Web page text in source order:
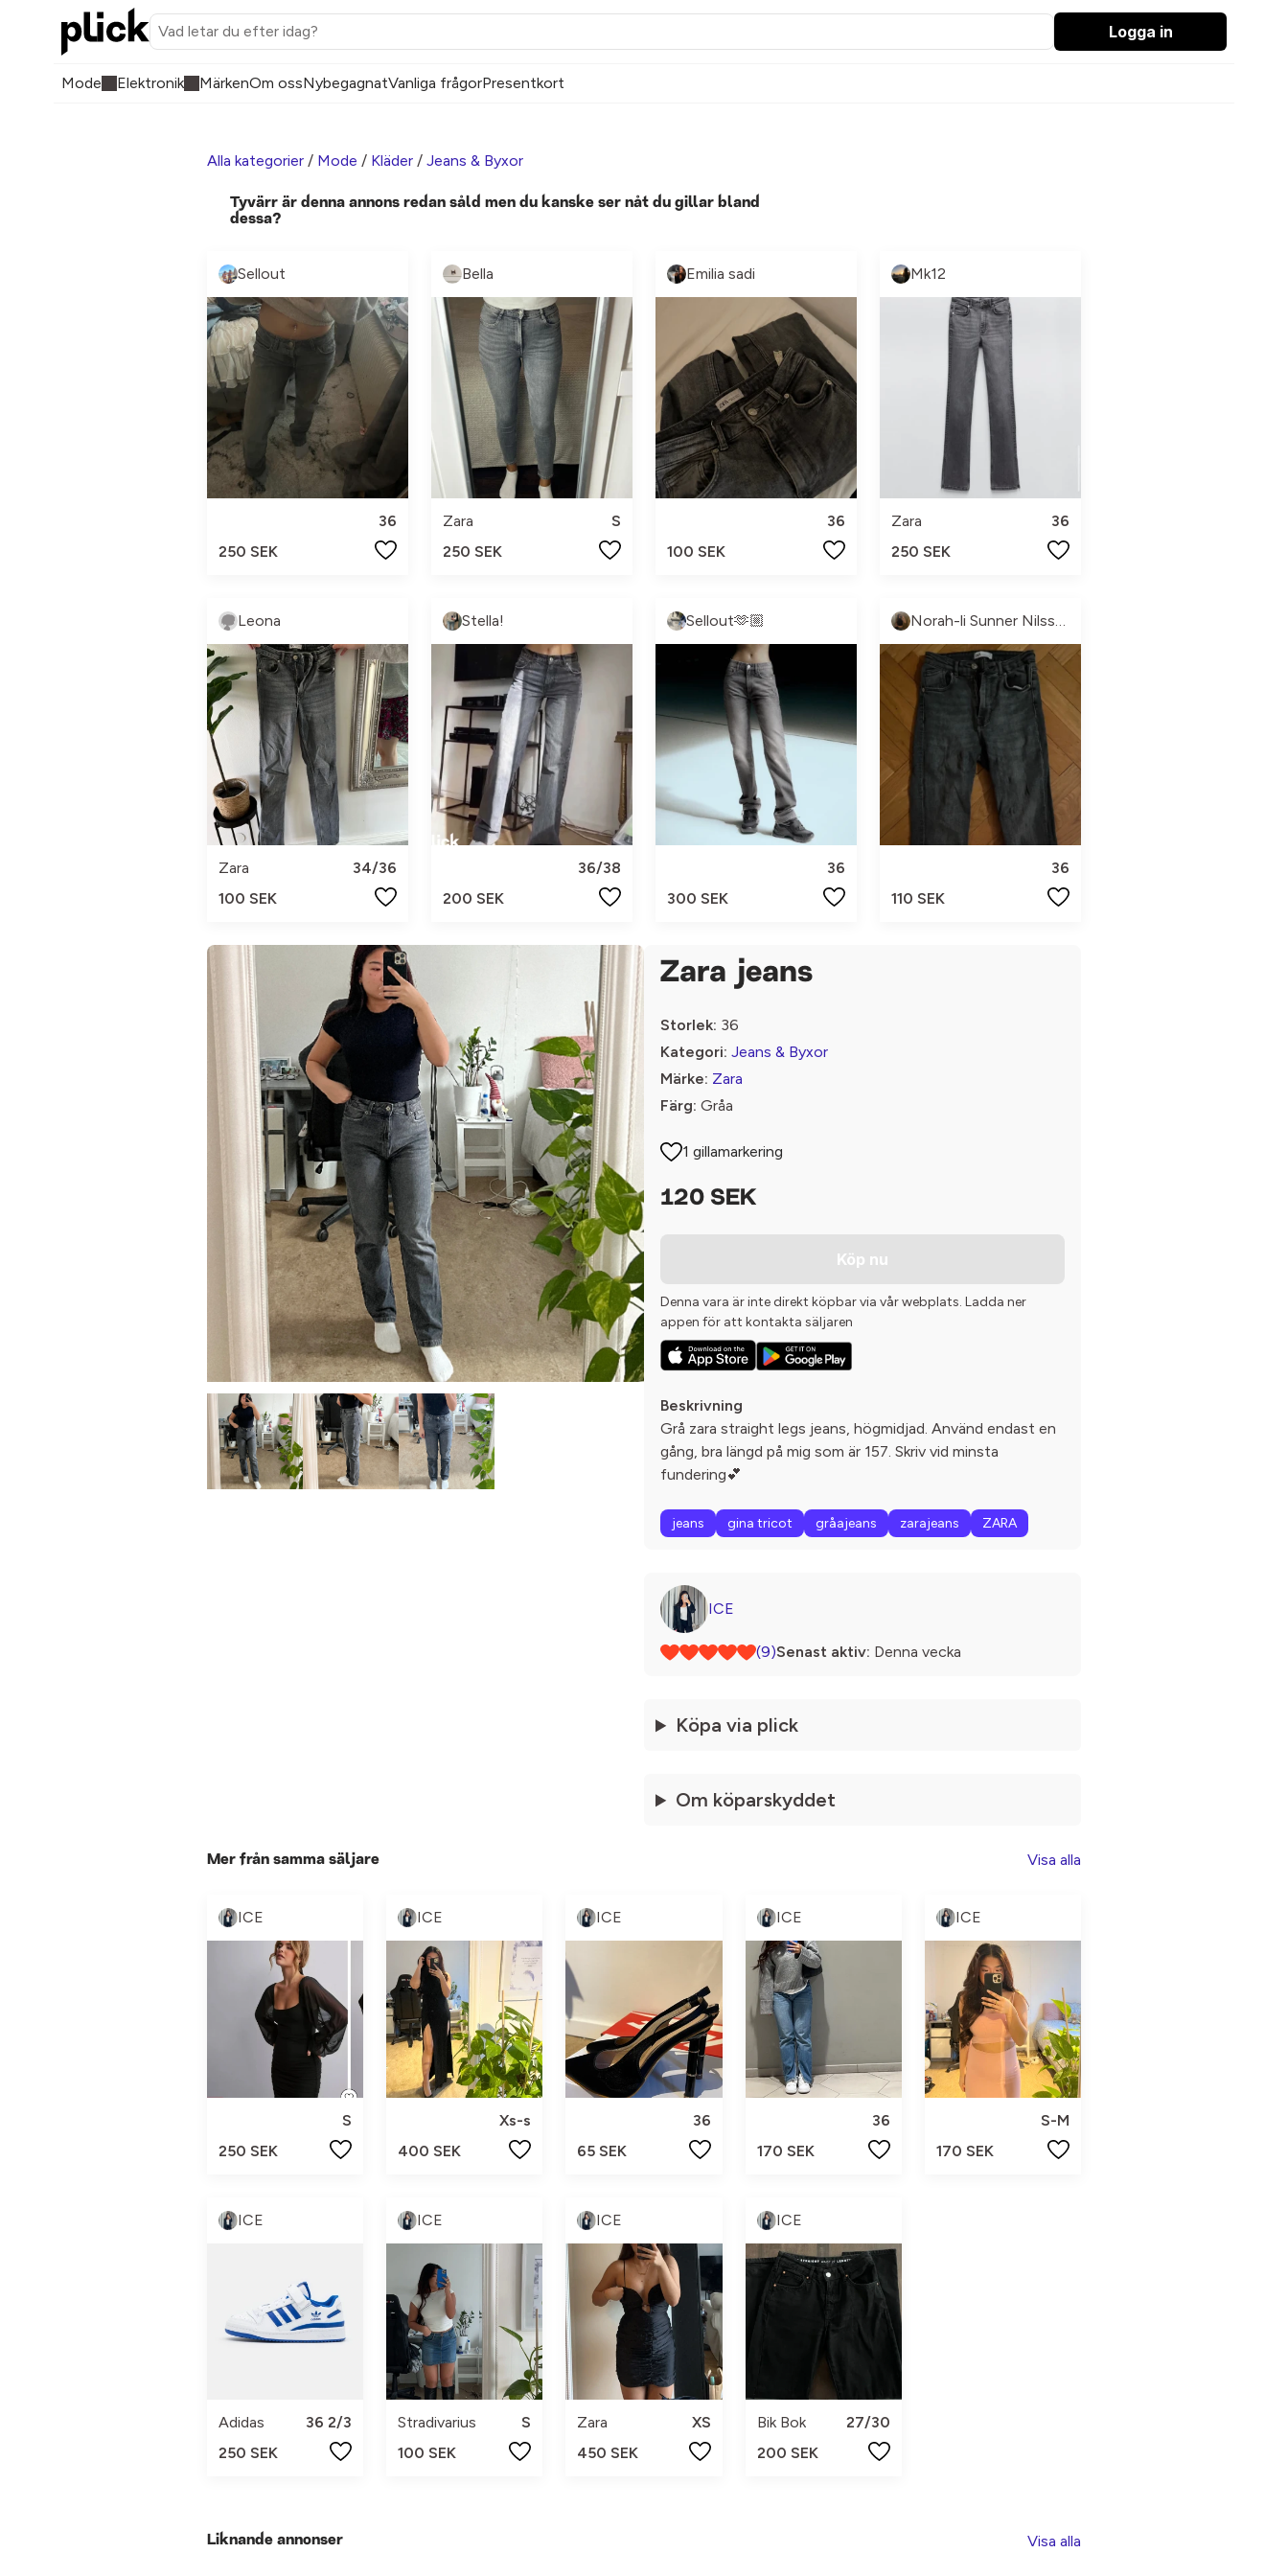
Logga in
Mode Elektronik MärkenOm ossNybegagnatVanliga frågorPresentkort
Alla kategorier / Mode / Kläder / Jeans & Byxor
Tyvärr är denna annons redan såld men du kanske ser nåt du gillar bland
dessa?
Sellout
36
250 SEK
Bella
Zara
S
250 SEK
Emilia sadi
36
100 SEK
Mk12
Zara
36
250 SEK
Leona
Zara
34/36
100 SEK
Stella!
36/38
200 SEK
Sellout🫶🏼
36
300 SEK
Norah-li Sunner Nilsson
36
110 SEK
Zara jeans
Storlek: 36
Kategori: Jeans & Byxor
Märke: Zara
Färg: Gråa
1 gillamarkering
120 SEK
Köp nu
Denna vara är inte direkt köpbar via vår webplats. Ladda ner
appen för att kontakta säljaren
Beskrivning
Grå zara straight legs jeans, högmidjad. Använd endast en
gång, bra längd på mig som är 157. Skriv vid minsta
fundering💕
jeans gina tricot gråajeans zarajeans ZARA
ICE
(9)Senast aktiv: Denna vecka
Köpa via plick
Om köparskyddet
Mer från samma säljare Visa alla
ICE
S
250 SEK
ICE
Xs-s
400 SEK
ICE
36
65 SEK
ICE
36
170 SEK
ICE
S-M
170 SEK
ICE
Adidas
36 2/3
250 SEK
ICE
Stradivarius
S
100 SEK
ICE
Zara
XS
450 SEK
ICE
Bik Bok
27/30
200 SEK
Liknande annonser Visa alla